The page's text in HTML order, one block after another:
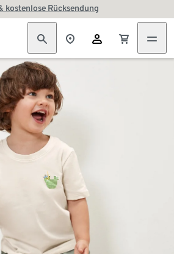
kostenlose Rücksendung